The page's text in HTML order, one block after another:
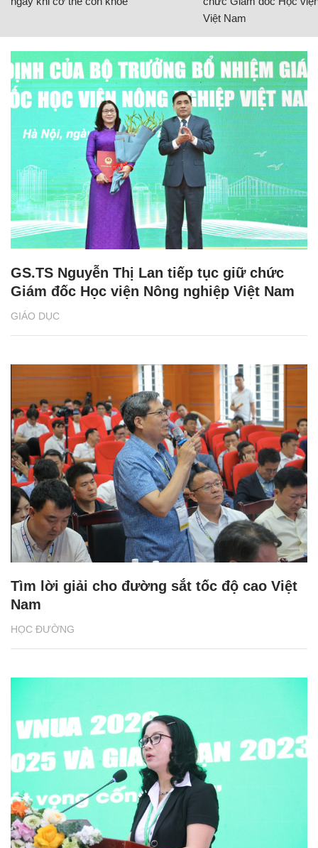
Việt Nam
GIÁO DỤC
GS.TS Nguyễn Thị Lan tiếp tục giữ chức
Giám đốc Học viện Nông nghiệp Việt Nam
HỌC ĐƯỜNG
Tìm lời giải cho đường sắt tốc độ cao Việt
Nam